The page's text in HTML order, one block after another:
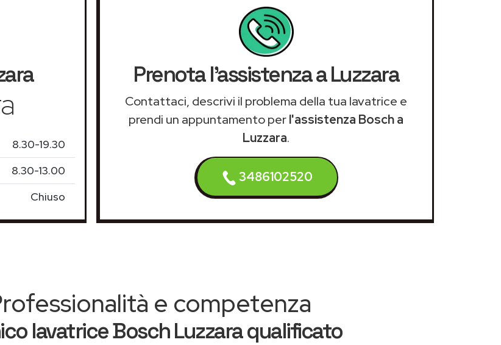
8.30-19.30
8.30-13.00
Chiuso
Prenota l'assistenza a Luzzara
Contattaci, descrivi il problema della tua lavatrice e
prendi un appuntamento perl'assistenza Bosch a
Luzzara.
3486102520
e competenza
lavatrice Bosch Luzzara qualificato